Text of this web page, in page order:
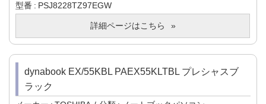
型番
PSJ8228TZ97EGW
詳細ページはこちら
dynabook EX/55KBL PAEX55KLTBL プレシャスブ
ラック